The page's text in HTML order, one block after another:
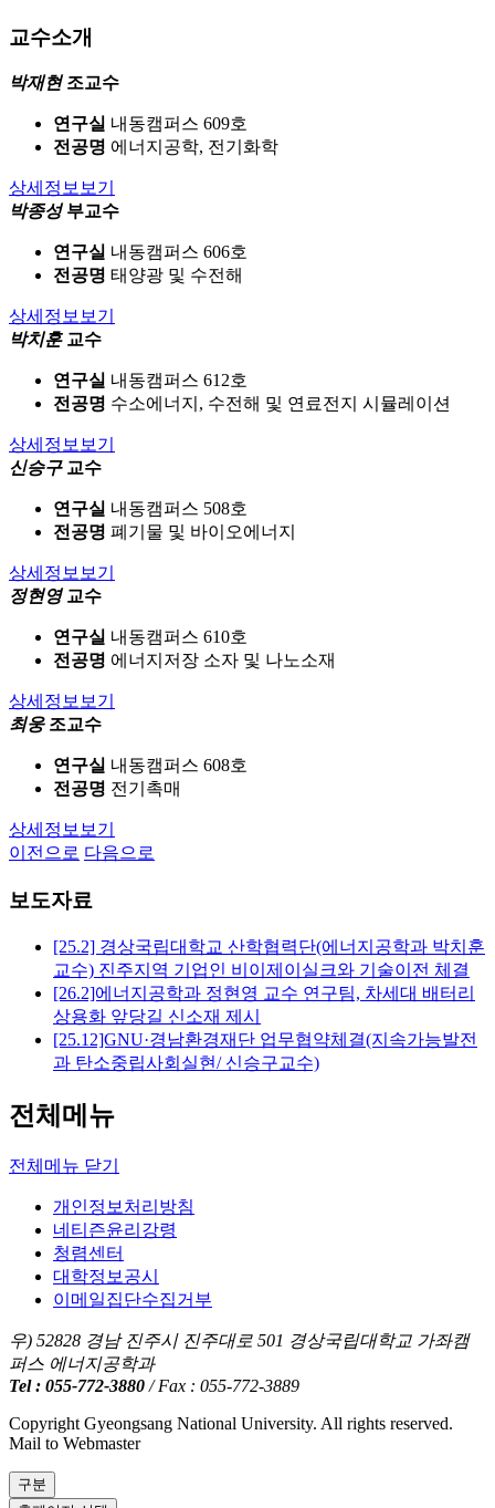
교수소개
박재현조교수
연구실 내동캠퍼스 609호
전공명 에너지공학, 전기화학
상세정보보기
박종성부교수
연구실 내동캠퍼스 606호
전공명 태양광 및 수전해
상세정보보기
박치훈교수
연구실 내동캠퍼스 612호
전공명 수소에너지, 수전해 및 연료전지 시뮬레이션
상세정보보기
신승구교수
연구실 내동캠퍼스 508호
전공명 폐기물 및 바이오에너지
상세정보보기
정현영교수
연구실 내동캠퍼스 610호
전공명 에너지저장 소자 및 나노소재
상세정보보기
최웅조교수
연구실 내동캠퍼스 608호
전공명 전기촉매
상세정보보기
이전으로 다음으로
보도자료
[25.2] 경상국립대학교 산학협력단(에너지공학과 박치훈
교수) 진주지역 기업인 비이제이실크와 기술이전 체결
[26.2]에너지공학과 정현영 교수 연구팀, 차세대 배터리
상용화 앞당길 신소재 제시
[25.12]GNU·경남환경재단 업무협약체결(지속가능발전
과 탄소중립사회실현/ 신승구교수)
전체메뉴
전체메뉴 닫기
개인정보처리방침
네티즌윤리강령
청렴센터
대학정보공시
이메일집단수집거부
우) 52828 경남 진주시 진주대로 501 경상국립대학교 가좌캠
퍼스 에너지공학과
Tel : 055-772-3880 / Fax : 055-772-3889
Copyright Gyeongsang National University. All rights reserved.
Mail to Webmaster
구분